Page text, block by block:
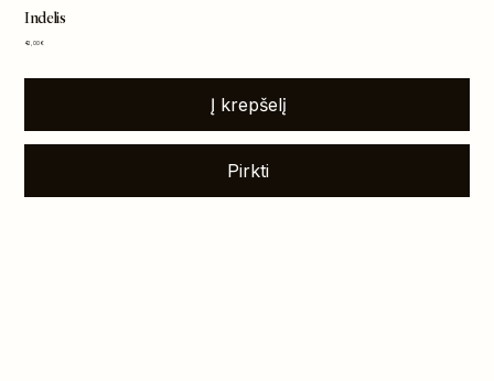
Indelis
Kaina
42,00 €
Į krepšelį
Pirkti